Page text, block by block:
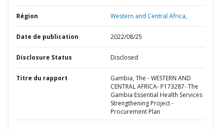
Région Western and Central Africa,
Date de publication 2022/08/25
Disclosure Status Disclosed
Titre du rapport
Gambia, The - WESTERN AND
CENTRAL AFRICA- P173287- The
Gambia Essential Health Services
Strengthening Project -
Procurement Plan